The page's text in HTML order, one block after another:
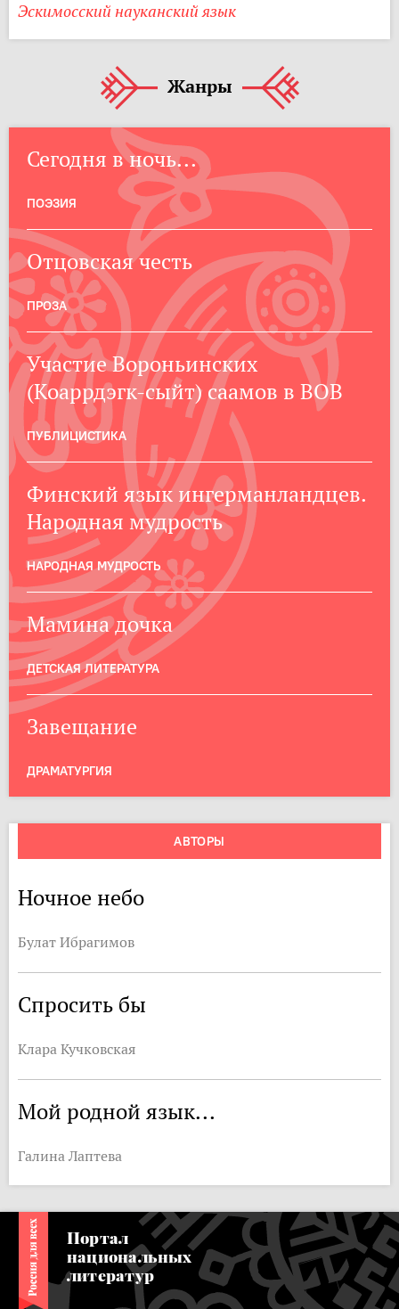
Эскимосский науканский язык
Жанры
Сегодня в ночь...
ПОЭЗИЯ
Отцовская честь
ПРОЗА
Участие Вороньинских
(Коаррдэгк-сыйт) саамов в ВОВ
ПУБЛИЦИСТИКА
Финский язык ингерманландцев.
Народная мудрость
НАРОДНАЯ МУДРОСТЬ
Мамина дочка
ДЕТСКАЯ ЛИТЕРАТУРА
Завещание
ДРАМАТУРГИЯ
АВТОРЫ
Ночное небо
Булат Ибрагимов
Спросить бы
Клара Кучковская
Мой родной язык...
Галина Лаптева
Портал
национальных
литератур